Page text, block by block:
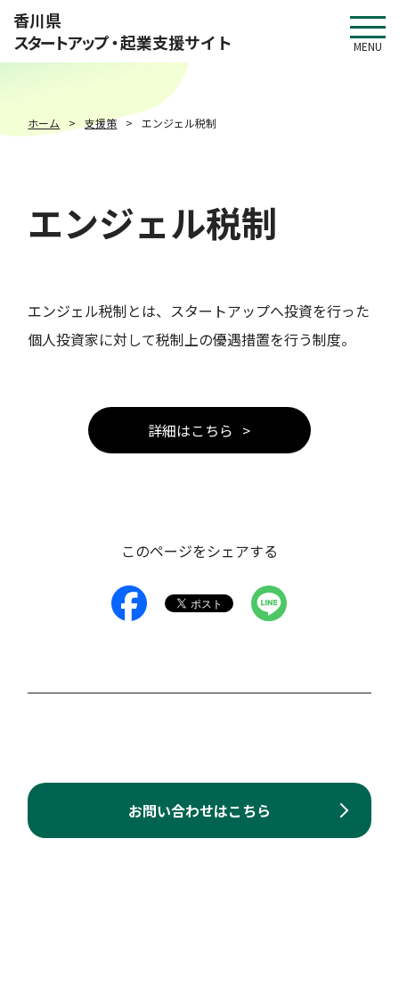
香川県
スタートアップ・起業支援サイト MENU
ホーム 支援策 エンジェル税制
エンジェル税制
エンジェル税制とは、スタートアップへ投資を行った
個人投資家に対して税制上の優遇措置を行う制度。
詳細はこちら
このページをシェアする
お問い合わせはこちら